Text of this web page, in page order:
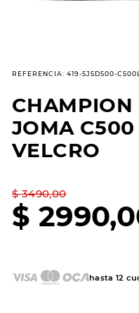
REFERENCIA: 419-5J5D500-
CHAMPION
JOMA C500
VELCRO
$ 3490,00
$ 2990,
hasta 12